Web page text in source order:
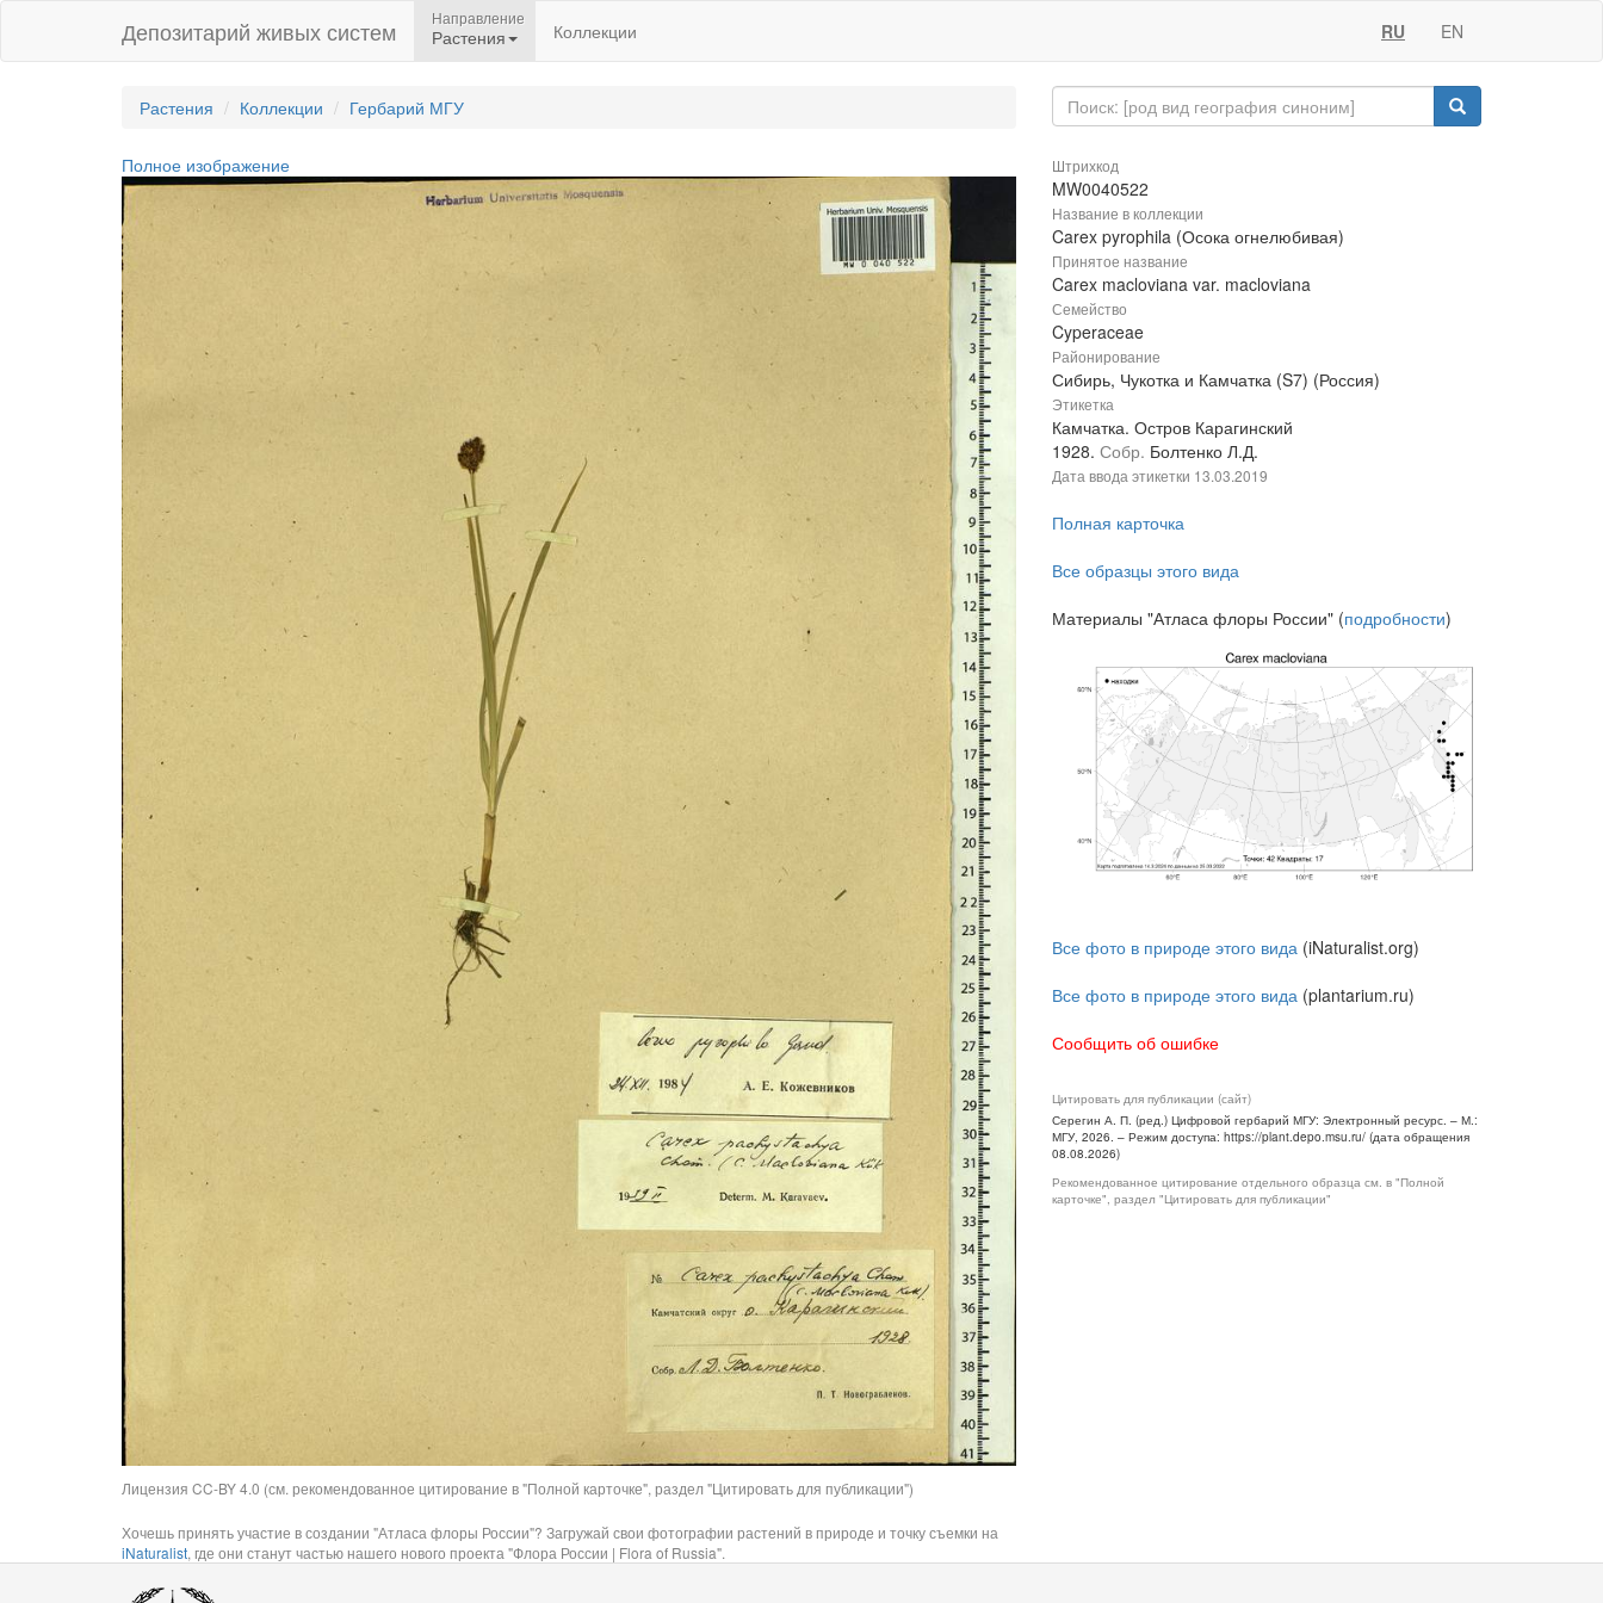
Депозитарий живых систем Направление
Растения Коллекции RU EN
Растения Коллекции Гербарий МГУ
Полное изображение
Лицензия CC-BY 4.0 (см. рекомендованное цитирование в "Полной карточке", раздел "Цитировать для публикации")
Хочешь принять участие в создании "Атласа флоры России"? Загружай свои фотографии растений в природе и точку съемки на
iNaturalist, где они станут частью нашего нового проекта "Флора России | Flora of Russia".
Штрихкод
MW0040522
Название в коллекции
Carex pyrophila (Осока огнелюбивая)
Принятое название
Carex macloviana var. macloviana
Семейство
Cyperaceae
Районирование
Сибирь, Чукотка и Камчатка (S7) (Россия)
Этикетка
Камчатка. Остров Карагинский
1928. Собр. Болтенко Л.Д.
Дата ввода этикетки 13.03.2019
Полная карточка
Все образцы этого вида
Материалы "Атласа флоры России" (подробности)
Все фото в природе этого вида (iNaturalist.org)
Все фото в природе этого вида (plantarium.ru)
Сообщить об ошибке
Цитировать для публикации (сайт)
Серегин А. П. (ред.) Цифровой гербарий МГУ: Электронный ресурс. – М.:
МГУ, 2026. – Режим доступа: https://plant.depo.msu.ru/ (дата обращения
08.08.2026)
Рекомендованное цитирование отдельного образца см. в "Полной
карточке", раздел "Цитировать для публикации"